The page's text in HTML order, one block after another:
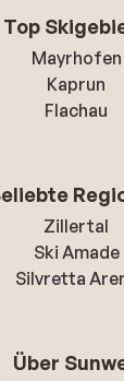
Top
Mayrhofen
Kaprun
Flachau
Zillertal
Ski Amade
Silvretta
Über